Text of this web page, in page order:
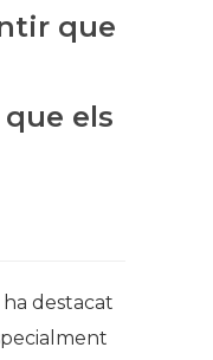
que
els
destacat